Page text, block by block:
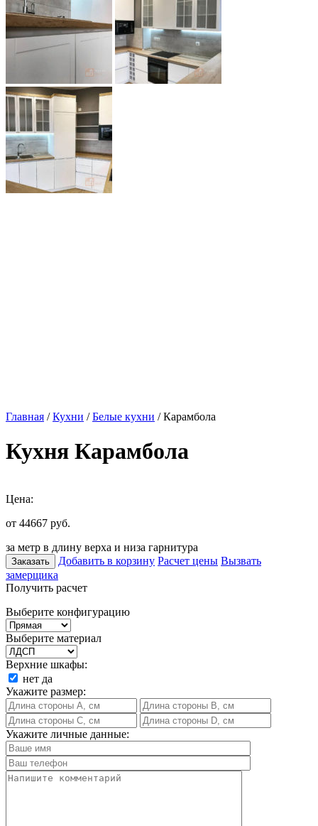
Главная /Кухни /Белые кухни / Карамбола
Кухня Карамбола
Цена:
от 44667 руб.
за метр в длину верха и низа гарнитура
Заказать Добавить в корзину Расчет цены Вызвать
замерщика
Получить расчет
Выберите конфигурацию
Выберите материал
Верхние шкафы:
нет да
Укажите размер:
Укажите личные данные: